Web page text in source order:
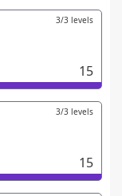
3/3 levels
15
3/3 levels
15